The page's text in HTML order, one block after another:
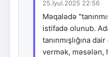
25.İyul.2025 22:56
Məqalədə
istifadə olunub.
tanınmışlığına
vermək, məsələn,